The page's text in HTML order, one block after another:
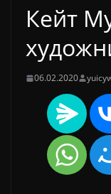
Кейт
06.02.2020